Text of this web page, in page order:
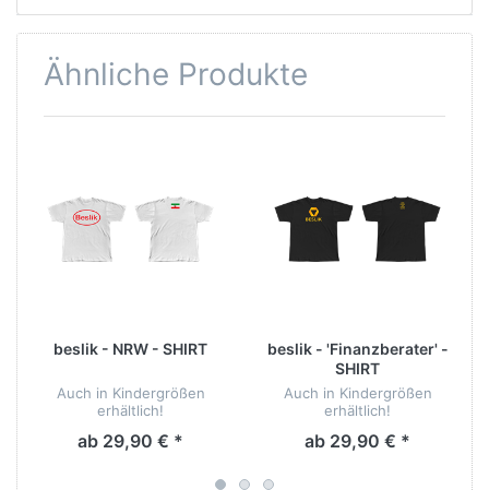
Ähnliche Produkte
beslik - NRW - SHIRT
Auch in Kindergrößen
erhältlich!
ab 29,90 € *
beslik - 'Finanzberater' -
SHIRT
Auch in Kindergrößen
erhältlich!
ab 29,90 € *